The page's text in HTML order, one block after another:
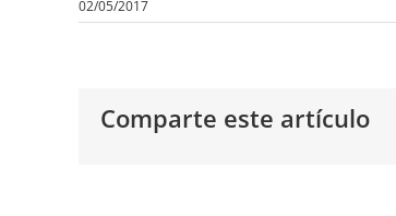
02/05/2017
Comparte este artículo